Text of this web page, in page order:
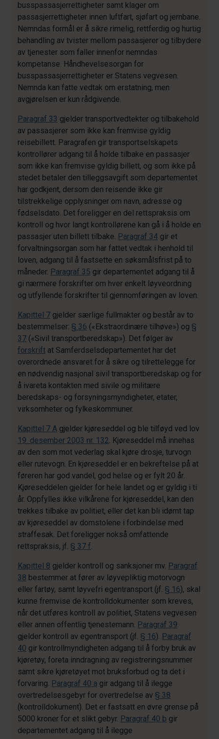
busspassasjerrettigheter samt klager om
passasjerrettigheter innen luftfart, sjøfart og jernbane.
Nemndas formål er å sikre rimelig, rettferdig og hurtig
behandling av tvister mellom passasjerer og tilbydere
av tjenester som faller innenfor nemndas
kompetanse. Håndhevelsesorgan for
busspassasjerrettigheter er Statens vegvesen.
Nemnda kan fatte vedtak om erstatning, men
avgjørelsen er kun rådgivende.
Paragraf 33 gjelder transportvedtekter og tilbakehold
av passasjerer som ikke kan fremvise gyldig
reisebillett. Paragrafen gir transportselskapets
kontrollører adgang til å holde tilbake en passasjer
som ikke kan fremvise gyldig billett, og som ikke på
stedet betaler den tilleggsavgift som departementet
har godkjent, dersom den reisende ikke gir
tilstrekkelige opplysninger om navn, adresse og
fødselsdato. Det foreligger en del rettspraksis om
kontroll og hvor langt kontrollørene kan gå i å holde en
passasjer uten billett tilbake. Paragraf 34 gir et
forvaltningsorgan som har fattet vedtak i henhold til
loven, adgang til å fastsette en søksmålsfrist på to
måneder. Paragraf 35 gir departementet adgang til å
gi nærmere forskrifter om hver enkelt løyveordning
og utfyllende forskrifter til gjennomføringen av loven.
Kapittel 7 gjelder særlige fullmakter og består av to
bestemmelser: § 36 («Ekstraordinære tilhøve») og §
37 («Sivil transportberedskap»). Det følger av
forskrift at Samferdselsdepartementet har det
overordnede ansvaret for å sikre og tilrettelegge for
en nødvendig nasjonal sivil transportberedskap og for
å ivareta kontakten med sivile og militære
beredskaps- og forsyningsmyndigheter, etater,
virksomheter og fylkeskommuner.
Kapittel 7 A gjelder kjøreseddel og ble tilføyd ved lov
19. desember 2003 nr. 132. Kjøreseddel må innehas
av den som mot vederlag skal kjøre drosje, turvogn
eller rutevogn. En kjøreseddel er en bekreftelse på at
føreren har god vandel, god helse og er fylt 20 år.
Kjøreseddelen gjelder for hele landet og er gyldig i ti
år. Oppfylles ikke vilkårene for kjøreseddel, kan den
trekkes tilbake av politiet, eller det kan bli idømt tap
av kjøreseddel av domstolene i forbindelse med
straffesak. Det foreligger nokså omfattende
rettspraksis, jf. § 37 f.
Kapittel 8 gjelder kontroll og sanksjoner mv. Paragraf
38 bestemmer at fører av løyvepliktig motorvogn
eller fartøy, samt løyvefri egentransport (jf. § 16), skal
kunne fremvise de kontrolldokumenter som kreves,
når det utføres kontroll av politiet, Statens vegvesen
eller annen offentlig tjenestemann. Paragraf 39
gjelder kontroll av egentransport (jf. § 16). Paragraf
40 gir kontrollmyndigheten adgang til å forby bruk av
kjøretøy, foreta inndragning av registreringsnummer
samt sikre kjøretøyet mot bruksforbud og ta det i
forvaring. Paragraf 40 a gir adgang til å ilegge
overtredelsesgebyr for overtredelse av § 38
(kontrolldokument). Det er fastsatt en øvre grense på
5000 kroner for et slikt gebyr. Paragraf 40 b gir
departementet adgang til å ilegge